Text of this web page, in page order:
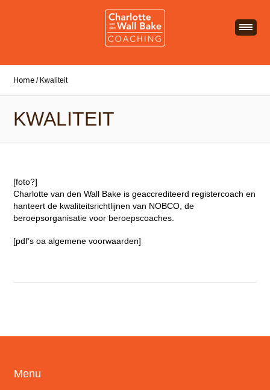
Home / Kwaliteit
KWALITEIT
[foto?]
Charlotte van den Wall Bake is geaccrediteerd registercoach en
hanteert de kwaliteitsrichtlijnen van NOBCO, de
beroepsorganisatie voor beroepscoaches.
[pdf’s oa algemene voorwaarden]
Menu